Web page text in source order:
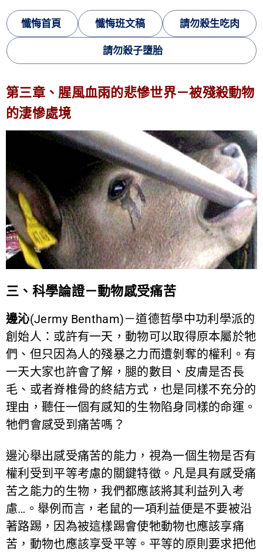
懺悔首頁 懺悔班文稿 請勿殺生吃肉
請勿殺子墮胎
第三章、腥風血雨的悲慘世界－被殘殺動物
的淒慘處境
三、科學論證－動物感受痛苦
邊沁(Jermy Bentham)－道德哲學中功利學派的
創始人：或許有一天，動物可以取得原本屬於牠
們、但只因為人的殘暴之力而遭剝奪的權利。有
一天大家也許會了解，腿的數目、皮膚是否長
毛、或者脊椎骨的終結方式，也是同樣不充分的
理由，聽任一個有感知的生物陷身同樣的命運。
牠們會感受到痛苦嗎？
邊沁舉出感受痛苦的能力，視為一個生物是否有
權利受到平等考慮的關鍵特徵。凡是具有感受痛
苦之能力的生物，我們都應該將其利益列入考
慮…。舉例而言，老鼠的一項利益便是不要被沿
著路踢，因為被這樣踢會使牠動物也應該享痛
苦，動物也應該享受平等。平等的原則要求把他